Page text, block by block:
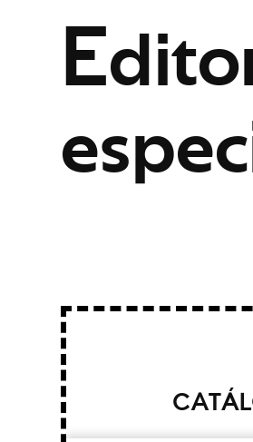
Edito
espec